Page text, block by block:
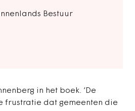
Bestuur
in het boek. ‘De
frustratie dat gemeenten die